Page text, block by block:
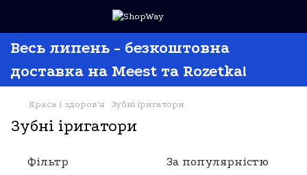
Весь липень - безкоштовна
доставка на Meest та Rozetka!
Краса і здоров'я Зубні іригатори
Зубні іригатори
Фільтр За популярністю